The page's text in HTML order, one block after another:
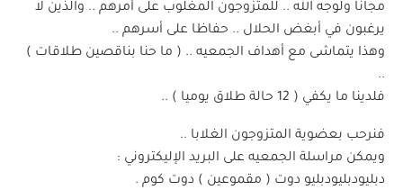
مجانا ولوجه الله .. للمتزوجون المغلوب على أمرهم .. والذين لا
يرغبون في أبغض الحلال .. حفاظا على أسرهم ..
وهذا يتماشى مع أهداف الجمعيه .. ( ما حنا بناقصين طلاقات )
..
فلدينا ما يكفي ( 12 حالة طلاق يوميا ) ..
فنرحب بعضوية المتزوجون الغلابا ..
ويمكن مراسلة الجمعيه على البريد الإليكتروني :
دبليودبليودبليو دوت ( مقموعين ) دوت كوم .